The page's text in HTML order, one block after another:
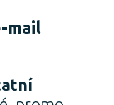
mail